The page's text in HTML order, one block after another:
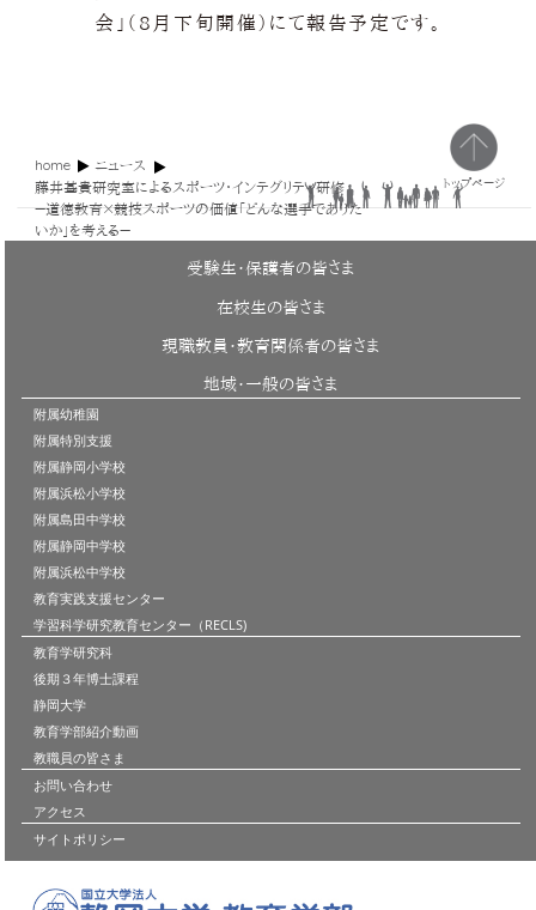
会」（8月下旬開催）にて報告予定です。
home
ニュース
藤井基貴研究室によるスポーツ・インテグリティ研修
－道徳教育×競技スポーツの価値「どんな選手でありた
いか」を考える－
トップページ
受験生・保護者の皆さま
在校生の皆さま
現職教員・教育関係者の皆さま
地域・一般の皆さま
附属幼稚園
附属特別支援
附属静岡小学校
附属浜松小学校
附属島田中学校
附属静岡中学校
附属浜松中学校
教育実践支援センター
学習科学研究教育センター（RECLS)
教育学研究科
後期３年博士課程
静岡大学
教育学部紹介動画
教職員の皆さま
お問い合わせ
アクセス
サイトポリシー